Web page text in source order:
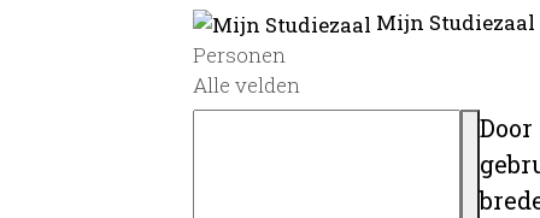
Mijn
Personen
Alle velden